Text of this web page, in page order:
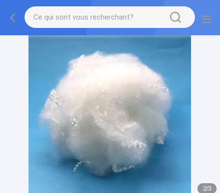
2/3